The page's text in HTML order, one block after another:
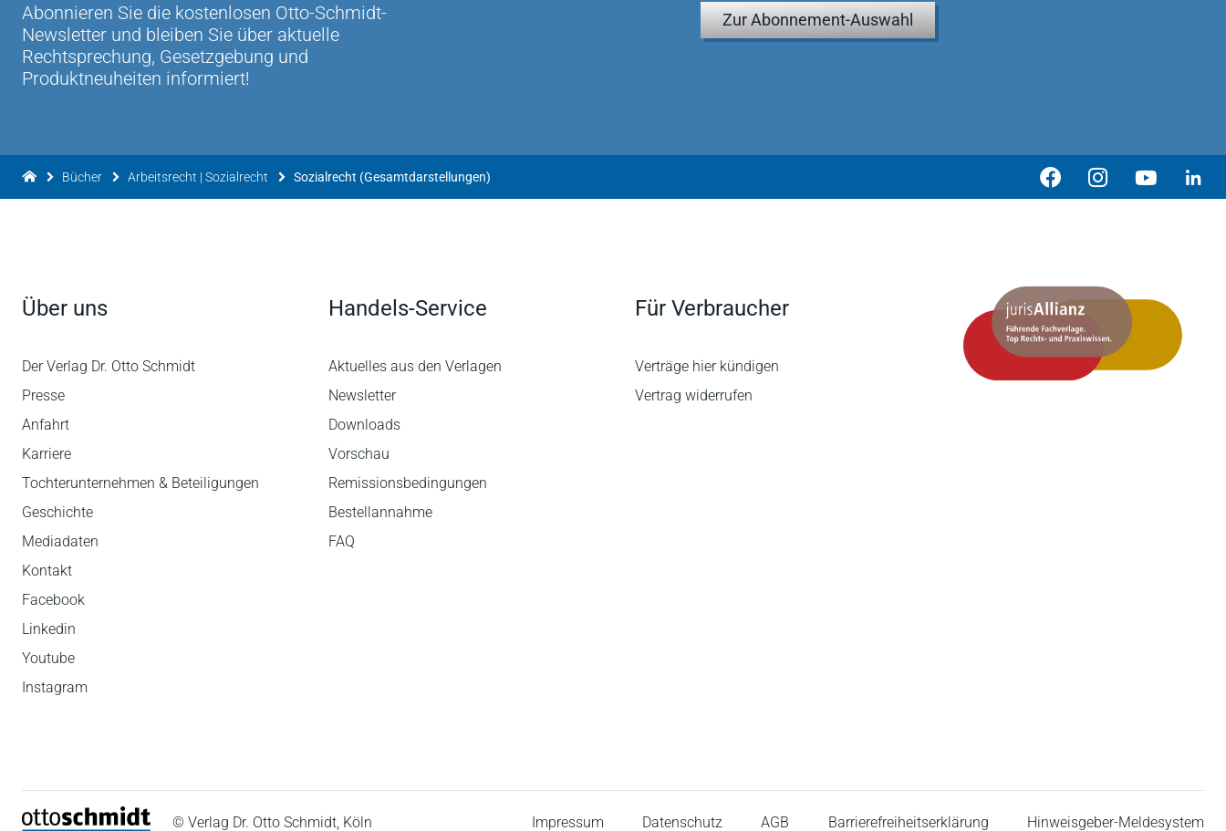
Abonnieren Sie die kostenlosen Otto-Schmidt-
Newsletter und bleiben Sie über aktuelle
Rechtsprechung, Gesetzgebung und
Produktneuheiten informiert!
Zur Abonnement-Auswahl
Bücher Arbeitsrecht | Sozialrecht Sozialrecht (Gesamtdarstellungen)
Über uns
Der Verlag Dr. Otto Schmidt
Presse
Anfahrt
Karriere
Tochterunternehmen & Beteiligungen
Geschichte
Mediadaten
Kontakt
Facebook
Linkedin
Youtube
Instagram
Handels-Service
Aktuelles aus den Verlagen
Newsletter
Downloads
Vorschau
Remissionsbedingungen
Bestellannahme
FAQ
Für Verbraucher
Verträge hier kündigen
Vertrag widerrufen
© Verlag Dr. Otto Schmidt, Köln Impressum Datenschutz AGB Barrierefreiheitserklärung Hinweisgeber-Meldesystem